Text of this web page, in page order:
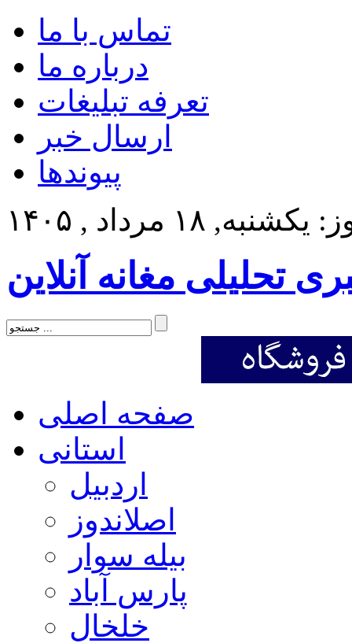
تماس با ما
درباره ما
تعرفه تبلیغات
ارسال خبر
پیوندها
۱۸ مرداد , ۱۴۰۵
تحلیلی مغانه آنلاین
صفحه اصلی
استانی
اردبیل
اصلاندوز
بیله سوار
پارس آباد
خلخال